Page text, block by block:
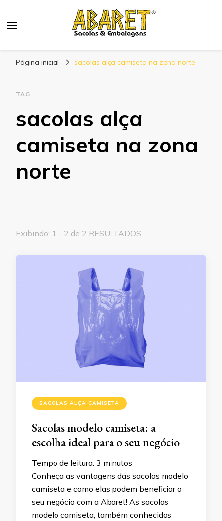
Página inicial sacolas alça camiseta na zona norte
TAG
sacolas alça
camiseta na zona
norte
Exibindo: 1 - 2 de 2 RESULTADOS
SACOLAS ALÇA CAMISETA
Sacolas modelo camiseta: a
escolha ideal para o seu negócio
Tempo de leitura: 3 minutos
Conheça as vantagens das sacolas modelo
camiseta e como elas podem beneficiar o
seu negócio com a Abaret! As sacolas
modelo camiseta, também conhecidas